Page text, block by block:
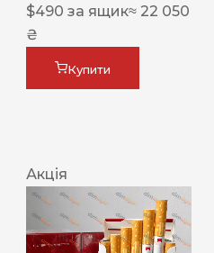
$490 за ящик≈ 22 050
₴
Купити
Акція